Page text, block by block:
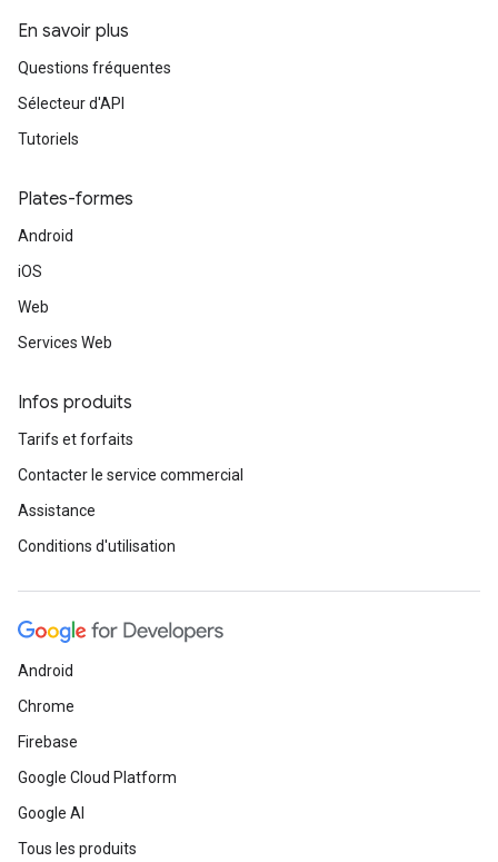
En savoir plus
Questions fréquentes
Sélecteur d'API
Tutoriels
Plates-formes
Android
iOS
Web
Services Web
Infos produits
Tarifs et forfaits
Contacter le service commercial
Assistance
Conditions d'utilisation
Android
Chrome
Firebase
Google Cloud Platform
Google AI
Tous les produits